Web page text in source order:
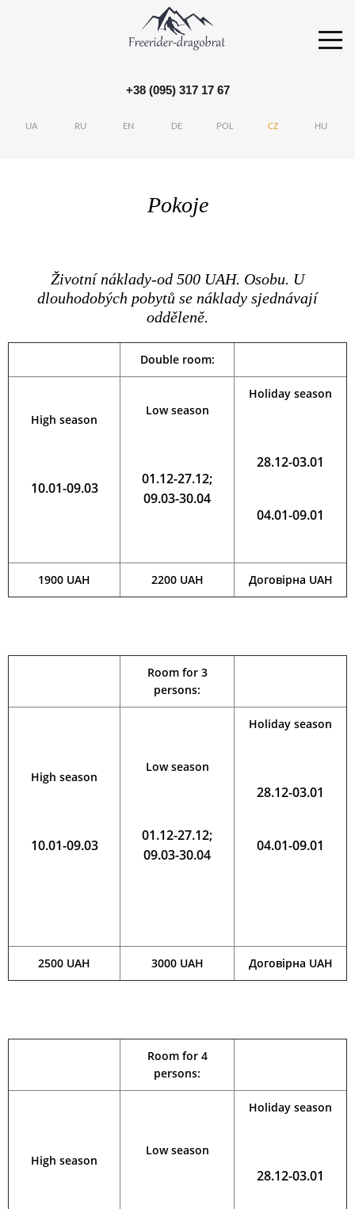
+38 (095) 317 17 67
UA RU EN DE POL CZ HU
Pokoje
Životní náklady-od 500 UAH. Osobu. U
dlouhodobých pobytů se náklady sjednávají
odděleně.
Double room:
High season
10.01-09.03
Low season
01.12-27.12;
09.03-30.04
Holiday season
28.12-03.01
04.01-09.01
1900 UAH 2200 UAH Договірна UAH
Room for 3
persons:
High season
10.01-09.03
Low season
01.12-27.12;
09.03-30.04
Holiday season
28.12-03.01
04.01-09.01
2500 UAH 3000 UAH Договірна UAH
Room for 4
persons:
High season
Low season
Holiday season
28.12-03.01